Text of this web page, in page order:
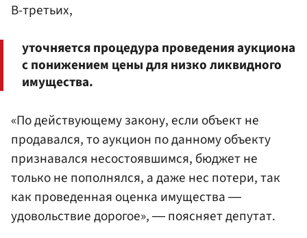
В-третьих,
уточняется процедура проведения аукциона
с понижением цены для низко ликвидного
имущества.
«По действующему закону, если объект не
продавался, то аукцион по данному объекту
признавался несостоявшимся, бюджет не
только не пополнялся, а даже нес потери, так
как проведенная оценка имущества ―
удовольствие дорогое», ― поясняет депутат.